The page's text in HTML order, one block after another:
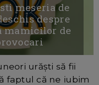
meseria de
despre
mamicilor de
urăști să fii
faptul că ne iubim